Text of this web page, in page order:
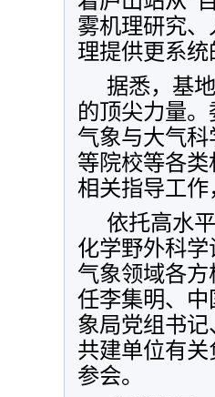
雾机理研究
理提供更系
据悉，基
的顶尖力量
气象与大气
等院校等各
相关指导工
依托高水
化学野外科
气象领域各
任李集明、
象局党组书
共建单位有
参会。